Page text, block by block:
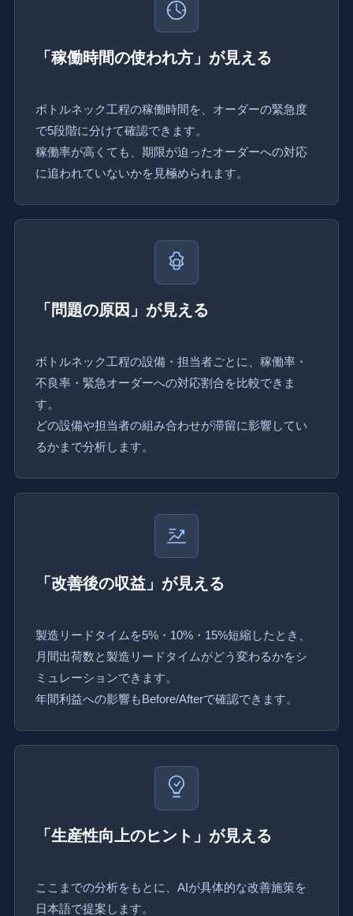
「稼働時間の使われ方」が見える
ボトルネック工程の稼働時間を、オーダーの緊急度
で5段階に分けて確認できます。
稼働率が高くても、期限が迫ったオーダーへの対応
に追われていないかを見極められます。
「問題の原因」が見える
ボトルネック工程の設備・担当者ごとに、稼働率・
不良率・緊急オーダーへの対応割合を比較できま
す。
どの設備や担当者の組み合わせが滞留に影響してい
るかまで分析します。
「改善後の収益」が見える
製造リードタイムを5%・10%・15%短縮したとき、
月間出荷数と製造リードタイムがどう変わるかをシ
ミュレーションできます。
年間利益への影響もBefore/Afterで確認できます。
「生産性向上のヒント」が見える
ここまでの分析をもとに、AIが具体的な改善施策を
日本語で提案します。